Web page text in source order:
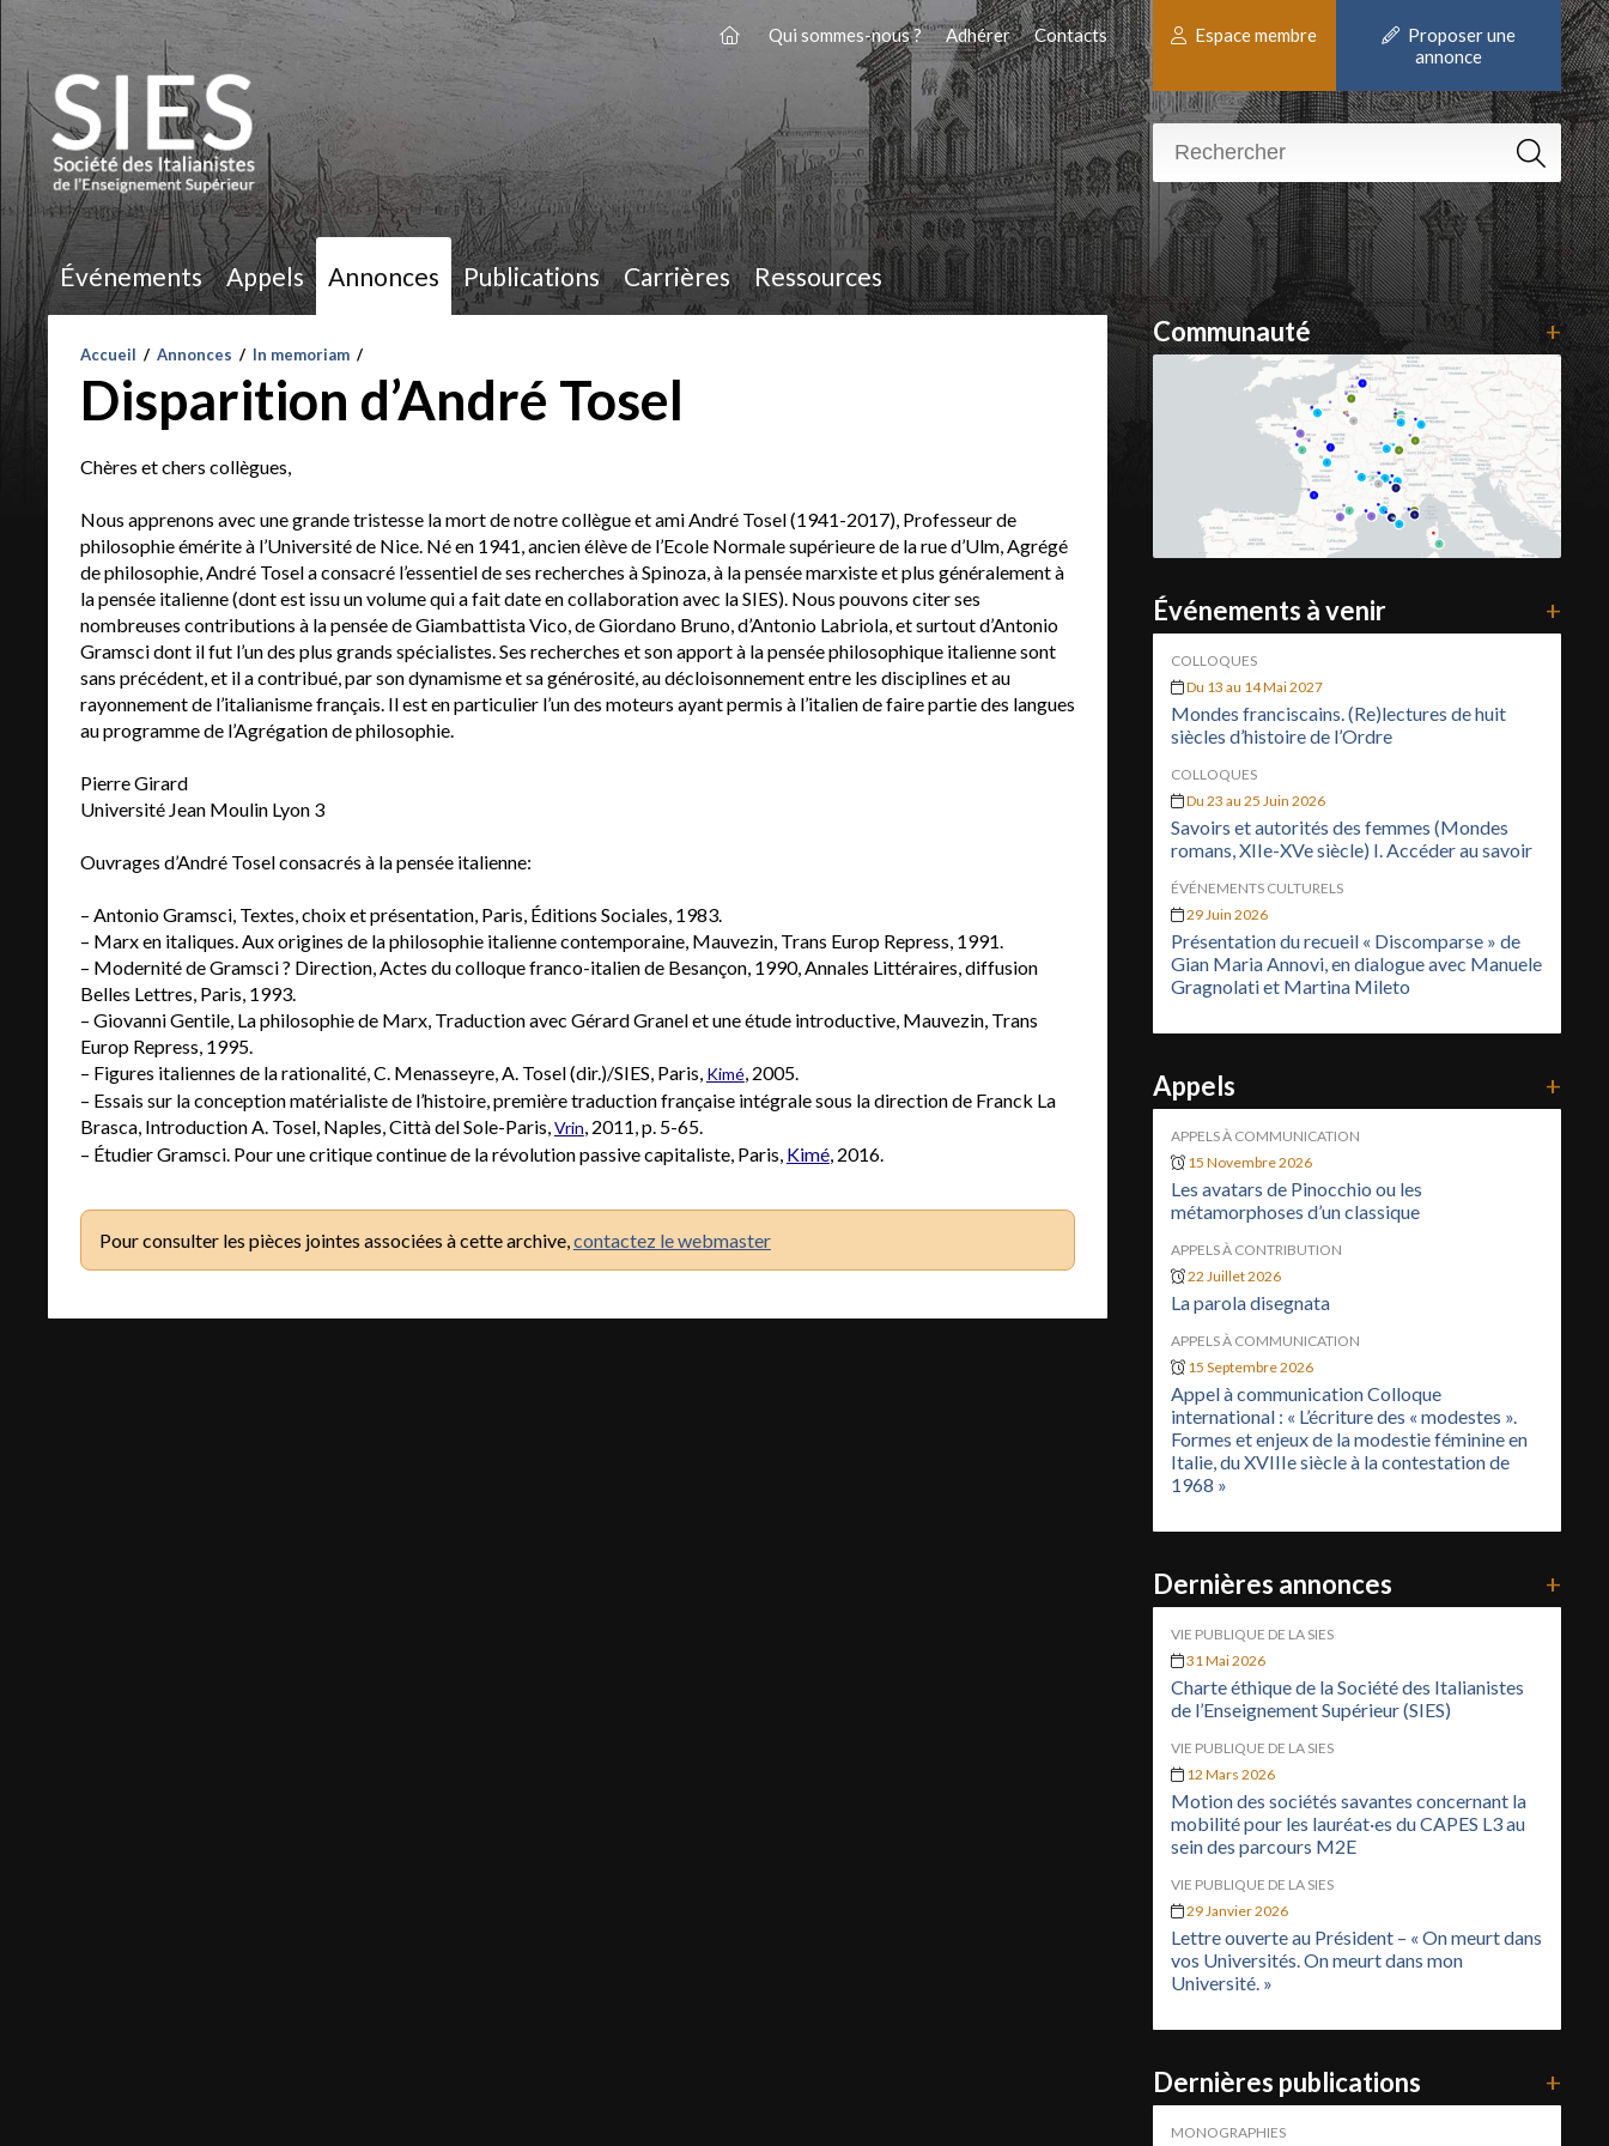
Qui sommes-nous ? Adhérer Contacts
Événements Appels Annonces Publications Carrières Ressources
Espace membre
Proposer une
annonce
Accueil / Annonces / In memoriam /
Disparition d’André Tosel
Chères et chers collègues,
Nous apprenons avec une grande tristesse la mort de notre collègue et ami André Tosel (1941-2017), Professeur de
philosophie émérite à l’Université de Nice. Né en 1941, ancien élève de l’Ecole Normale supérieure de la rue d’Ulm, Agrégé
de philosophie, André Tosel a consacré l’essentiel de ses recherches à Spinoza, à la pensée marxiste et plus généralement à
la pensée italienne (dont est issu un volume qui a fait date en collaboration avec la SIES). Nous pouvons citer ses
nombreuses contributions à la pensée de Giambattista Vico, de Giordano Bruno, d’Antonio Labriola, et surtout d’Antonio
Gramsci dont il fut l’un des plus grands spécialistes. Ses recherches et son apport à la pensée philosophique italienne sont
sans précédent, et il a contribué, par son dynamisme et sa générosité, au décloisonnement entre les disciplines et au
rayonnement de l’italianisme français. Il est en particulier l’un des moteurs ayant permis à l’italien de faire partie des langues
au programme de l’Agrégation de philosophie.
Pierre Girard
Université Jean Moulin Lyon 3
Ouvrages d’André Tosel consacrés à la pensée italienne:
– Antonio Gramsci, Textes, choix et présentation, Paris, Éditions Sociales, 1983.
– Marx en italiques. Aux origines de la philosophie italienne contemporaine, Mauvezin, Trans Europ Repress, 1991.
– Modernité de Gramsci ? Direction, Actes du colloque franco-italien de Besançon, 1990, Annales Littéraires, diffusion
Belles Lettres, Paris, 1993.
– Giovanni Gentile, La philosophie de Marx, Traduction avec Gérard Granel et une étude introductive, Mauvezin, Trans
Europ Repress, 1995.
– Figures italiennes de la rationalité, C. Menasseyre, A. Tosel (dir.)/SIES, Paris, Kimé, 2005.
– Essais sur la conception matérialiste de l’histoire, première traduction française intégrale sous la direction de Franck La
Brasca, Introduction A. Tosel, Naples, Città del Sole-Paris, Vrin , 2011, p. 5-65.
– Étudier Gramsci. Pour une critique continue de la révolution passive capitaliste, Paris, Kimé, 2016.
Pour consulter les pièces jointes associées à cette archive, contactez le webmaster
Communauté +
Événements à venir +
COLLOQUES
Du 13 au 14 Mai 2027
Mondes franciscains. (Re)lectures de huit
siècles d’histoire de l’Ordre
COLLOQUES
Du 23 au 25 Juin 2026
Savoirs et autorités des femmes (Mondes
romans, XIIe-XVe siècle) I. Accéder au savoir
ÉVÉNEMENTS CULTURELS
29 Juin 2026
Présentation du recueil « Discomparse » de
Gian Maria Annovi, en dialogue avec Manuele
Gragnolati et Martina Mileto
Appels +
APPELS À COMMUNICATION
15 Novembre 2026
Les avatars de Pinocchio ou les
métamorphoses d’un classique
APPELS À CONTRIBUTION
22 Juillet 2026
La parola disegnata
APPELS À COMMUNICATION
15 Septembre 2026
Appel à communication Colloque
international : « L’écriture des « modestes ».
Formes et enjeux de la modestie féminine en
Italie, du XVIIIe siècle à la contestation de
1968 »
Dernières annonces +
VIE PUBLIQUE DE LA SIES
31 Mai 2026
Charte éthique de la Société des Italianistes
de l’Enseignement Supérieur (SIES)
VIE PUBLIQUE DE LA SIES
12 Mars 2026
Motion des sociétés savantes concernant la
mobilité pour les lauréat·es du CAPES L3 au
sein des parcours M2E
VIE PUBLIQUE DE LA SIES
29 Janvier 2026
Lettre ouverte au Président – « On meurt dans
vos Universités. On meurt dans mon
Université. »
Dernières publications +
MONOGRAPHIES